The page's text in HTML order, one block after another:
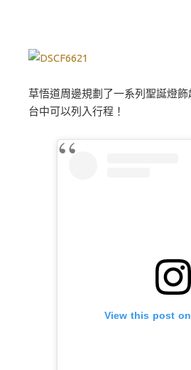
草悟道周邊規劃了一系列聖誕燈飾
台中可以列入行程！
View this post